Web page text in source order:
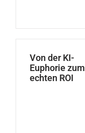
Von der KI-
Euphorie zum
echten ROI